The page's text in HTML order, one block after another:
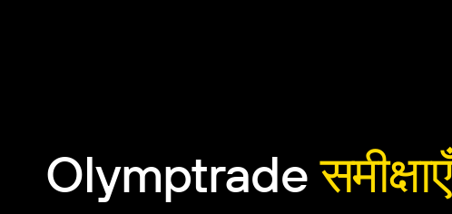
Olymptradeसमीक्षाएँ